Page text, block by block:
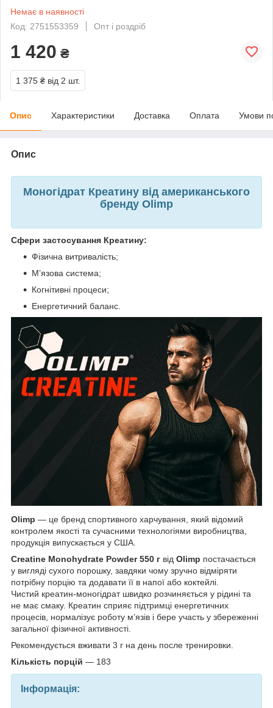
Немає в наявності
Код: 2751553359
Опт і роздріб
1 420 ₴
1 375 ₴ від 2 шт.
Опис Характеристики Доставка Оплата Умови
Опис
Моногідрат Креатину від американського
бренду Olimp
Сфери застосування Креатину:
Фізична витривалість;
М’язова система;
Когнітивні процеси;
Енергетичний баланс.
Olimp — це бренд спортивного харчування, який відомий
контролем якості та сучасними технологіями виробництва,
продукція випускається у США.
Creatine Monohydrate Powder 550 г від Olimp постачається
у вигляді сухого порошку, завдяки чому зручно відміряти
потрібну порцію та додавати її в напої або коктейлі.
Чистий креатин-моногідрат швидко розчиняється у рідині та
не має смаку. Креатин сприяє підтримці енергетичних
процесів, нормалізує роботу м’язів і бере участь у збереженні
загальної фізичної активності.
Рекомендується вживати 3 г на день после тренировки.
Кількість порцій — 183
Інформація: